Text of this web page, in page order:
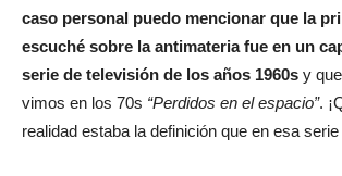
caso personal puedo mencionar que la
escuché sobre la antimateria fue en un
serie de televisión de los años 1960s y
vimos en los 70s “Perdidos en el espacio”.
realidad estaba la definición que en esa